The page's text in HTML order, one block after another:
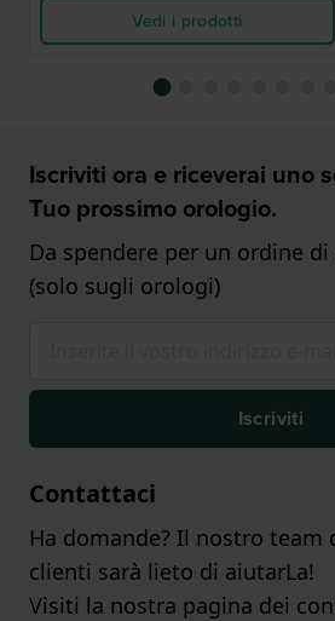
Vedi i prodotti
Iscriviti ora e riceverai uno
Tuo prossimo orologio.
Da spendere per un ordine
(solo sugli orologi)
Iscriviti
Contattaci
Ha domande? Il nostro team
clienti sarà lieto di aiutarLa!
Visiti la nostra pagina dei